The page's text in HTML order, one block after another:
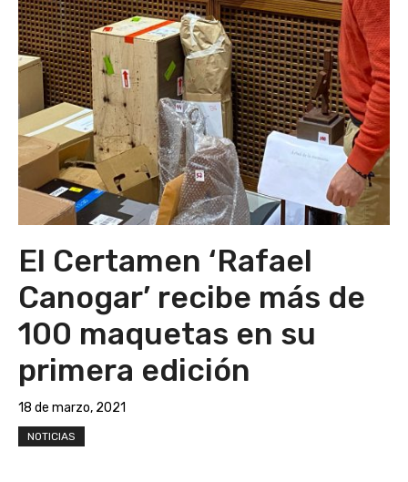
El Certamen ‘Rafael
Canogar’ recibe más de
100 maquetas en su
primera edición
18 de marzo, 2021
NOTICIAS